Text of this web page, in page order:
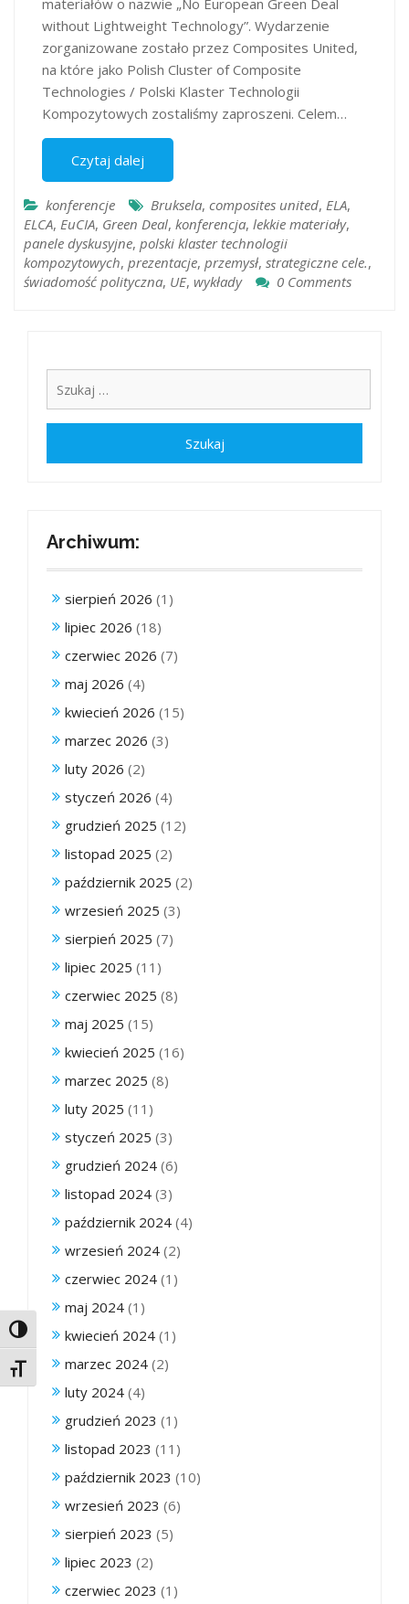
Toggle High Contrast
Toggle Font size
without Lightweight Technology”. Wydarzenie
zorganizowane zostało przez Composites United,
na które jako Polish Cluster of Composite
Technologies / Polski Klaster Technologii
Kompozytowych zostaliśmy zaproszeni. Celem…
Czytaj dalej
konferencje Bruksela, composites united, ELA,
ELCA, EuCIA, Green Deal, konferencja, lekkie materiały,
panele dyskusyjne, polski klaster technologii
kompozytowych, prezentacje, przemysł, strategiczne cele.,
świadomość polityczna, UE, wykłady 0 Comments
Archiwum:
sierpień 2026 (1)
lipiec 2026 (18)
czerwiec 2026 (7)
maj 2026 (4)
kwiecień 2026 (15)
marzec 2026 (3)
luty 2026 (2)
styczeń 2026 (4)
grudzień 2025 (12)
listopad 2025 (2)
październik 2025 (2)
wrzesień 2025 (3)
sierpień 2025 (7)
lipiec 2025 (11)
czerwiec 2025 (8)
maj 2025 (15)
kwiecień 2025 (16)
marzec 2025 (8)
luty 2025 (11)
styczeń 2025 (3)
grudzień 2024 (6)
listopad 2024 (3)
październik 2024 (4)
wrzesień 2024 (2)
czerwiec 2024 (1)
maj 2024 (1)
kwiecień 2024 (1)
marzec 2024 (2)
luty 2024 (4)
grudzień 2023 (1)
listopad 2023 (11)
październik 2023 (10)
wrzesień 2023 (6)
sierpień 2023 (5)
lipiec 2023 (2)
czerwiec 2023 (1)